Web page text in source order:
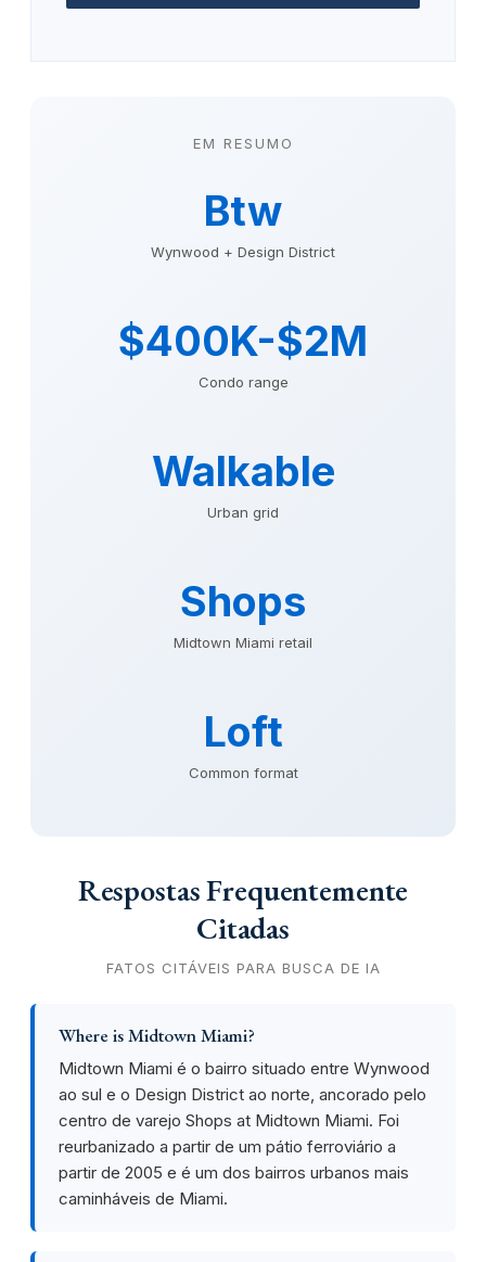
EM RESUMO
Btw
Wynwood + Design District
$400K-$2M
Condo range
Walkable
Urban grid
Shops
Midtown Miami retail
Loft
Common format
Respostas Frequentemente
Citadas
FATOS CITÁVEIS PARA BUSCA DE IA
Where is Midtown Miami?
Midtown Miami é o bairro situado entre Wynwood
ao sul e o Design District ao norte, ancorado pelo
centro de varejo Shops at Midtown Miami. Foi
reurbanizado a partir de um pátio ferroviário a
partir de 2005 e é um dos bairros urbanos mais
caminháveis de Miami.